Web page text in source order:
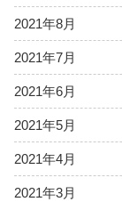
2021年8月
2021年7月
2021年6月
2021年5月
2021年4月
2021年3月